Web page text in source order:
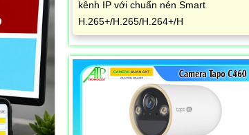
kênh IP với chuẩn nén Smart
H.265+/H.265/H.264+/H